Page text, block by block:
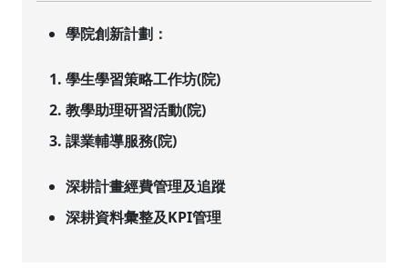
學院創新計劃：
學生學習策略工作坊(院)
教學助理研習活動(院)
課業輔導服務(院)
深耕計畫經費管理及追蹤
深耕資料彙整及KPI管理